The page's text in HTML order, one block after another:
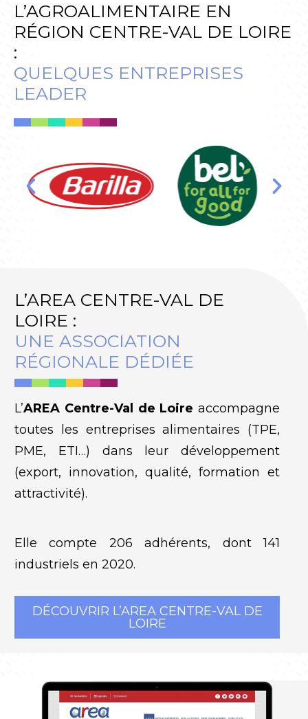
L’AGROALIMENTAIRE EN
RÉGION CENTRE-VAL DE LOIRE
:
QUELQUES ENTREPRISES
LEADER
L’AREA CENTRE-VAL DE
LOIRE :
UNE ASSOCIATION
RÉGIONALE DÉDIÉE
L’AREA Centre-Val de Loire accompagne
toutes les entreprises alimentaires (TPE,
PME, ETI…) dans leur développement
(export, innovation, qualité, formation et
attractivité).
Elle compte 206 adhérents, dont 141
industriels en 2020.
DÉCOUVRIR L’AREA CENTRE-VAL DE
LOIRE